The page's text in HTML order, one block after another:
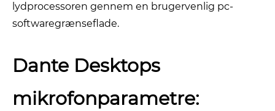
lydprocessoren gennem en brugervenlig pc-
softwaregrænseflade.
Dante Desktops
mikrofonparametre: